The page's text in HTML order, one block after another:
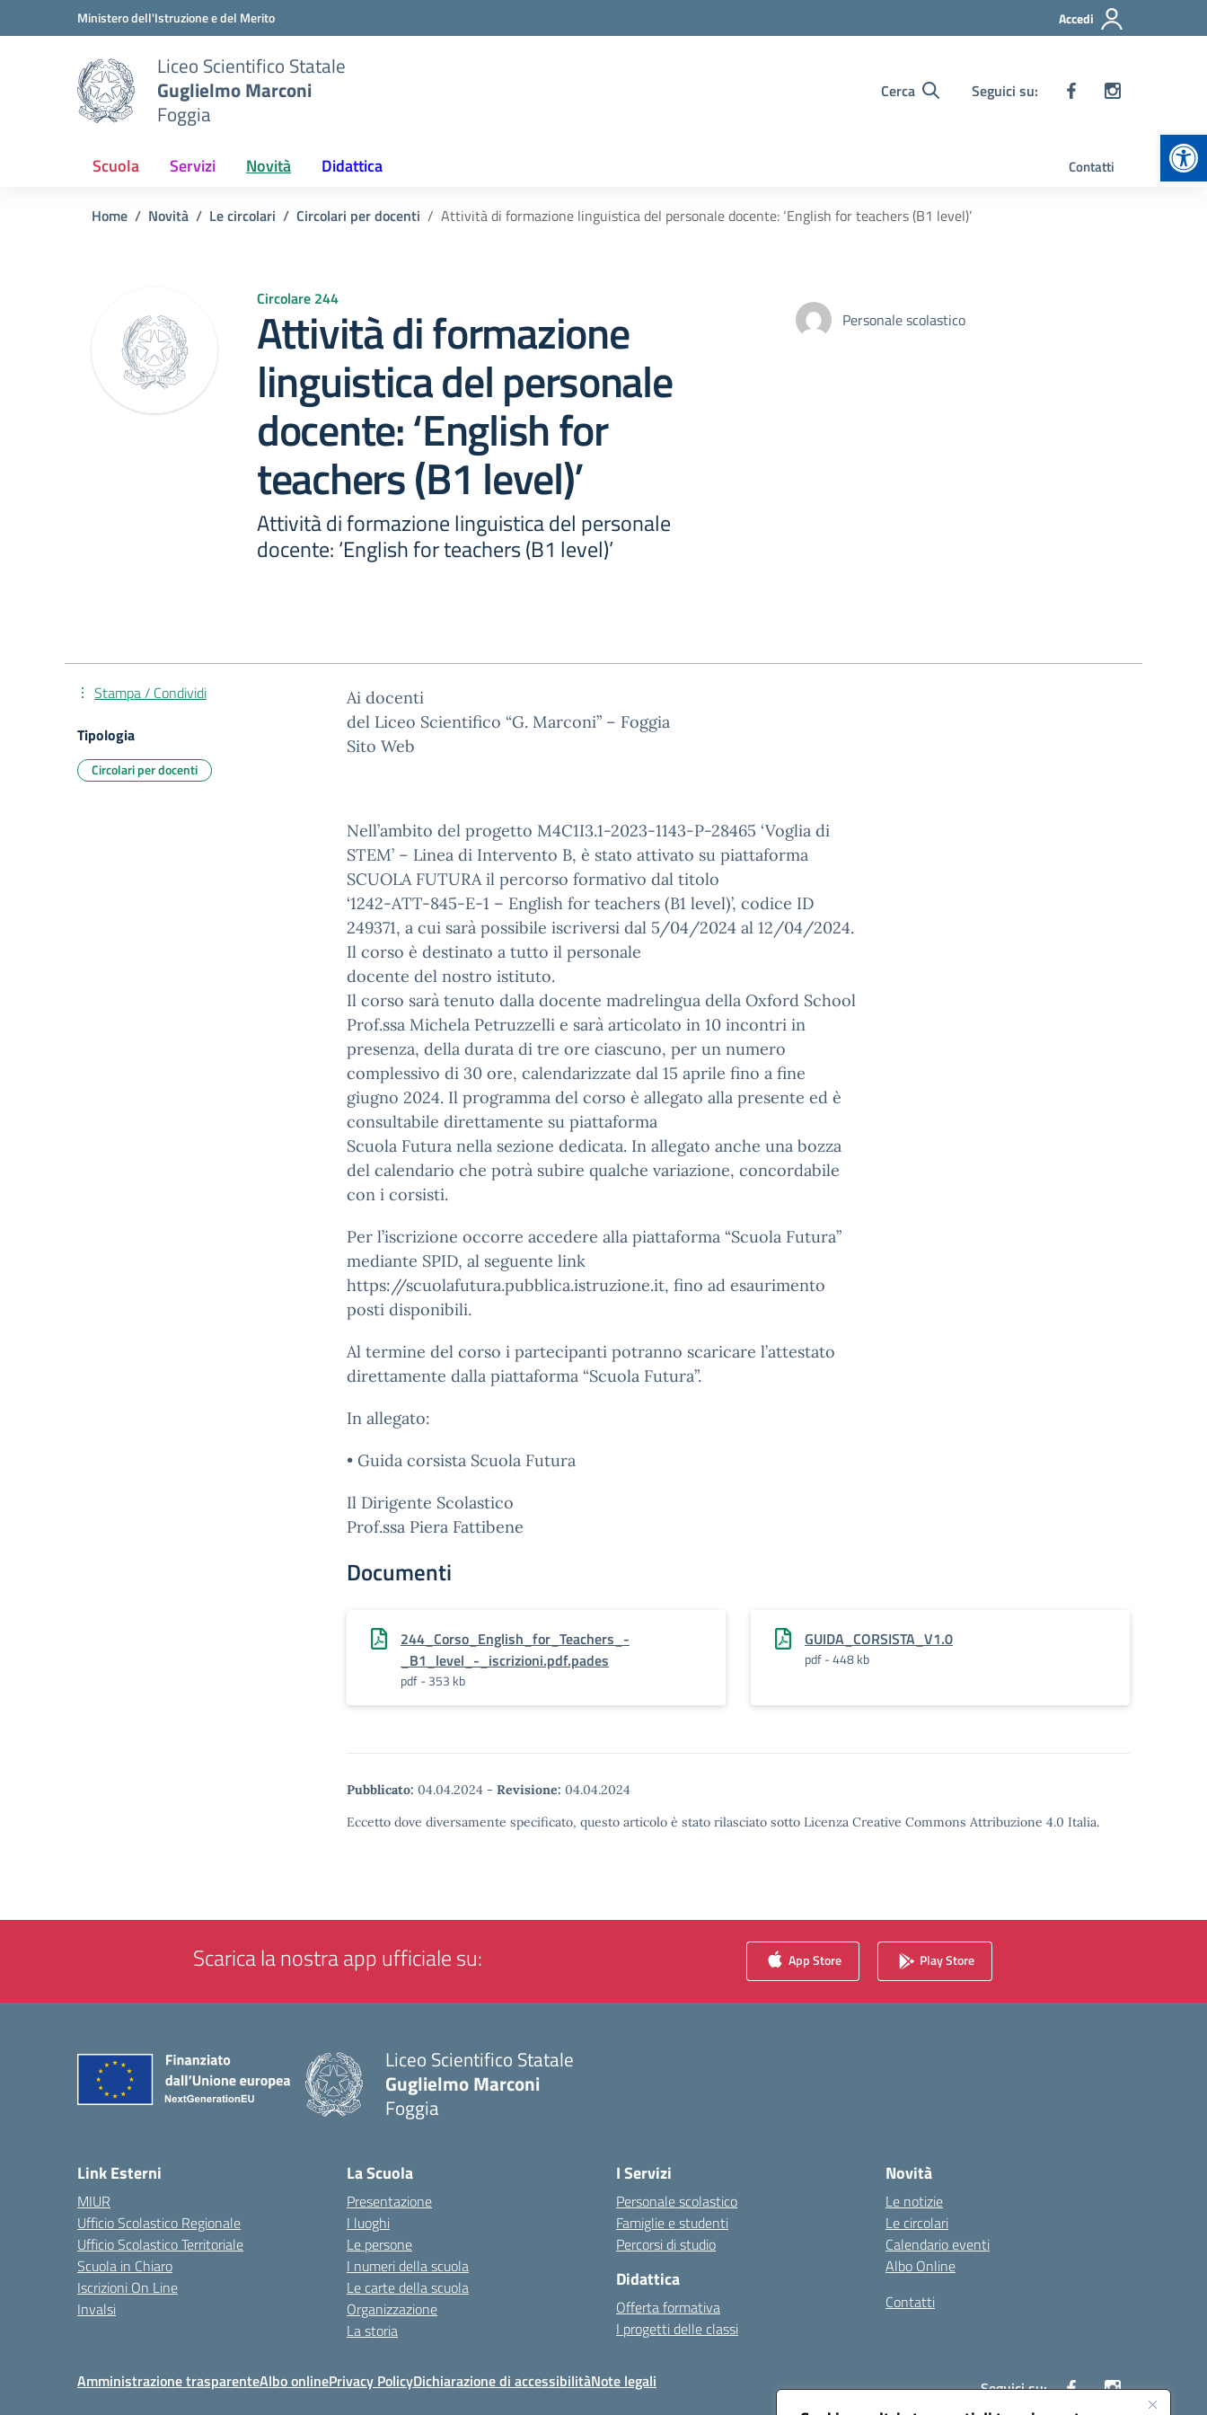
Vai ai contenuti
Vai al menu di navigazioneMinistero dell'Istruzione e del Merito Accedi
Liceo Scientifico Statale
Guglielmo Marconi
Foggia
Cerca Seguici su:
Scuola Servizi Novità Didattica Contatti
Home Novità Le circolari Circolari per docenti Attività di formazione linguistica del personale docente: ‘English for teachers (B1 level)’
Circolare 244
Attività di formazione
linguistica del personale
docente: ‘English for
teachers (B1 level)’
Attività di formazione linguistica del personale
docente: ‘English for teachers (B1 level)’
Personale scolastico
Ai docenti
del Liceo Scientifico “G. Marconi” – Foggia
Sito Web
Nell’ambito del progetto M4C1I3.1-2023-1143-P-28465 ‘Voglia di
STEM’ – Linea di Intervento B, è stato attivato su piattaforma
SCUOLA FUTURA il percorso formativo dal titolo
‘1242-ATT-845-E-1 – English for teachers (B1 level)’, codice ID
249371, a cui sarà possibile iscriversi dal 5/04/2024 al 12/04/2024.
Il corso è destinato a tutto il personale
docente del nostro istituto.
Il corso sarà tenuto dalla docente madrelingua della Oxford School
Prof.ssa Michela Petruzzelli e sarà articolato in 10 incontri in
presenza, della durata di tre ore ciascuno, per un numero
complessivo di 30 ore, calendarizzate dal 15 aprile fino a fine
giugno 2024. Il programma del corso è allegato alla presente ed è
consultabile direttamente su piattaforma
Scuola Futura nella sezione dedicata. In allegato anche una bozza
del calendario che potrà subire qualche variazione, concordabile
con i corsisti.
Per l’iscrizione occorre accedere alla piattaforma “Scuola Futura”
mediante SPID, al seguente link
https://scuolafutura.pubblica.istruzione.it, fino ad esaurimento
posti disponibili.
Al termine del corso i partecipanti potranno scaricare l’attestato
direttamente dalla piattaforma “Scuola Futura”.
In allegato:
• Guida corsista Scuola Futura
Il Dirigente Scolastico
Prof.ssa Piera Fattibene
Documenti
244_Corso_English_for_Teachers_-
_B1_level_-_iscrizioni.pdf.pades
pdf - 353 kb
GUIDA_CORSISTA_V1.0
pdf - 448 kb
Pubblicato: 04.04.2024 - Revisione: 04.04.2024
Eccetto dove diversamente specificato, questo articolo è stato rilasciato sotto Licenza Creative Commons Attribuzione 4.0 Italia.
Stampa / Condividi
Tipologia
Circolari per docenti
Scarica la nostra app ufficiale su: App Store Play Store
Liceo Scientifico Statale
Guglielmo Marconi
Foggia
Link Esterni
MIUR
Ufficio Scolastico Regionale
Ufficio Scolastico Territoriale
Scuola in Chiaro
Iscrizioni On Line
Invalsi
La Scuola
Presentazione
I luoghi
Le persone
I numeri della scuola
Le carte della scuola
Organizzazione
La storia
I Servizi
Personale scolastico
Famiglie e studenti
Percorsi di studio
Didattica
Offerta formativa
I progetti delle classi
Novità
Le notizie
Le circolari
Calendario eventi
Albo Online
Contatti
Amministrazione trasparenteAlbo onlinePrivacy PolicyDichiarazione di accessibilitàNote legali Seguici su: